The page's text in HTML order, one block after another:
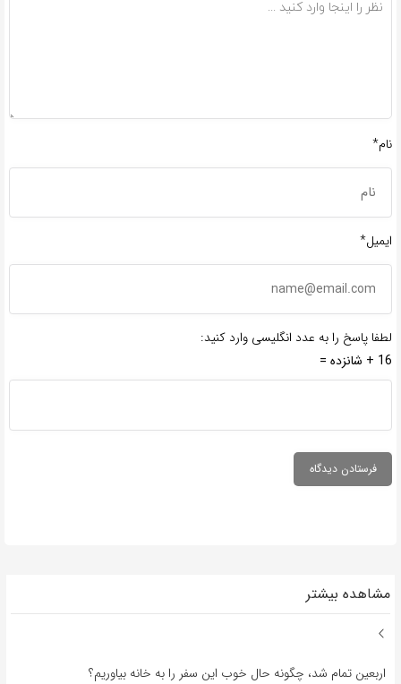
نام*
ایمیل*
لطفا پاسخ را به عدد انگلیسی وارد کنید:
16 + شانزده =
مشاهده بیشتر
اربعین تمام شد، چگونه حال خوب این سفر را به خانه بیاوریم؟